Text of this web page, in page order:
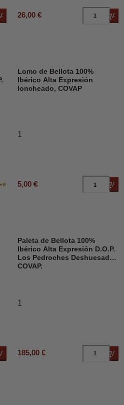
Añadir al carrito
26,00 €
Lomo de Bellota 100%
Ibérico Alta Expresión
loncheado, COVAP
1
5,00 €
Añadir al carrito
Paleta de Bellota 100%
Ibérico Alta Expresión D.O.P.
Los Pedroches Deshuesado,
COVAP.
1
185,00 €